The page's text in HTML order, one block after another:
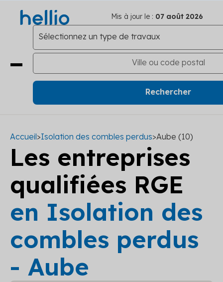
Mis à jour le : 07 août 2026
Accueil>Isolation des combles perdus>Aube (10)
Les entreprises
qualifiées RGE
en Isolation des
combles perdus
- Aube